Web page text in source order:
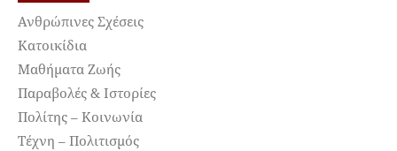
Ανθρώπινες Σχέσεις
Κατοικίδια
Μαθήματα Ζωής
Παραβολές & Ιστορίες
Πολίτης – Κοινωνία
Τέχνη – Πολιτισμός